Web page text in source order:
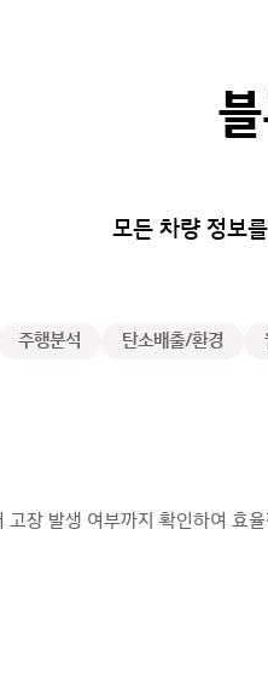
모든 차량 정보
주행분석 탄소배출/환경
장 발생 여부까지 확인하여 효